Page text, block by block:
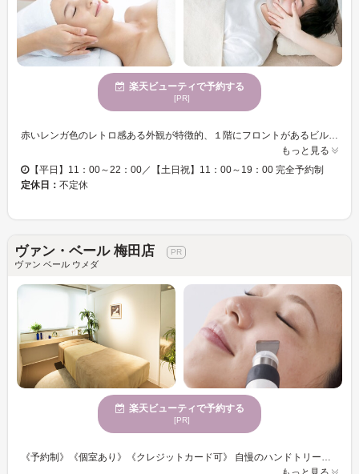
楽天ビューティで予約する
[PR]
赤いレンガ色のレトロ感ある外観が特徴的、１階にフロントがあるビル内15階に位置するプライベートサロン【サロン カミンチャーン】北新地駅より徒歩4分・東梅田駅より徒歩5分とアクセスしやすく、さらに平日は最終受付20時なので、お仕事帰りにも行けて便利◎完全予約制でお一人様ずつの施術なので、静かでリラックスすること間違いなし！ 【効果抜群！痛くない小顔矯正】 小顔矯正は痛いイメージがあって、なかなか挑戦できないという方！一度カミンチャーンの施術を受けてみて！！こんなに優しいタッチで小顔になるの！？と思うほど痛くない施術なのに効果は凄い◎持続性もあり、施術を重ねる度にリフトアップ！前後写真で確認もOK♪女優や芸能人に人気のエニシーグローパックをプラスしてさらに美艶肌に★ReFa、SIXPAD取扱店★メンズ小顔フェイシャルも人気♪
もっと見る
【平日】11：00～22：00／【土日祝】11：00～19：00 完全予約制
定休日： 不定休
ヴァン・ベール 梅田店
ヴァン ベール ウメダ
楽天ビューティで予約する
[PR]